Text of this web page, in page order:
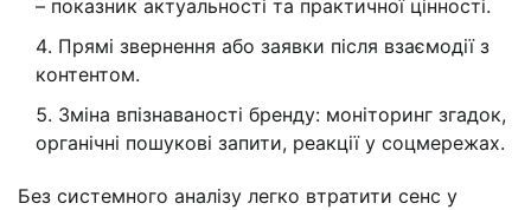
– показник актуальності та практичної цінності.
Прямі звернення або заявки після взаємодії з
контентом.
Зміна впізнаваності бренду: моніторинг згадок,
органічні пошукові запити, реакції у соцмережах.
Без системного аналізу легко втратити сенс у